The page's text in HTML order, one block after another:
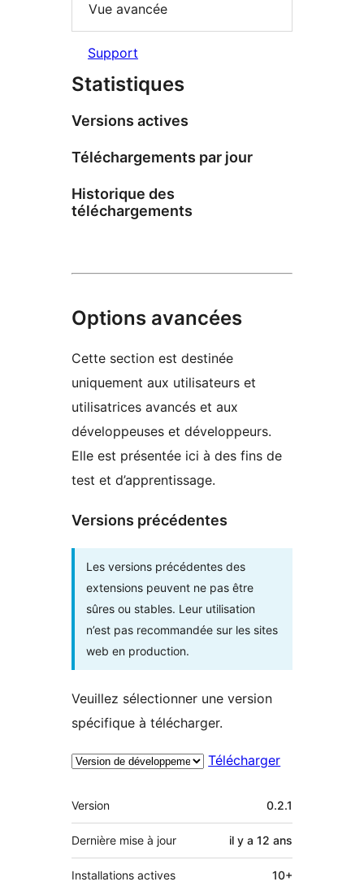
Vue avancée
Support
Statistiques
Versions actives
Téléchargements par jour
Historique des
téléchargements
Options avancées
Cette section est destinée
uniquement aux utilisateurs et
utilisatrices avancés et aux
développeuses et développeurs.
Elle est présentée ici à des fins de
test et d’apprentissage.
Versions précédentes
Les versions précédentes des
extensions peuvent ne pas être
sûres ou stables. Leur utilisation
n’est pas recommandée sur les sites
web en production.
Veuillez sélectionner une version
spécifique à télécharger.
Télécharger
Méta
Version 0.2.1
Dernière mise à jour il y a 12 ans
Installations actives 10+